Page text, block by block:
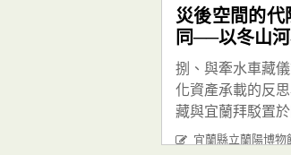
災後空間的
同──以冬山河
捌、與牽水車藏
化資產承載的反
藏與宜蘭拜駁置
宜蘭縣立蘭陽博